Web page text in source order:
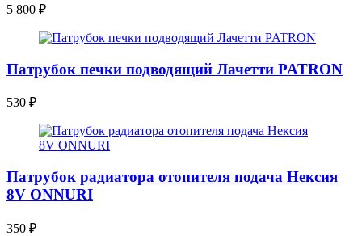
5 800 ₽
Патрубок печки подводящий Лачетти PATRON
530 ₽
Патрубок радиатора отопителя подача Нексия
8V ONNURI
350 ₽